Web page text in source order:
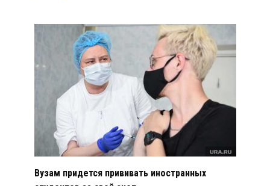
Вузам придется прививать иностранных